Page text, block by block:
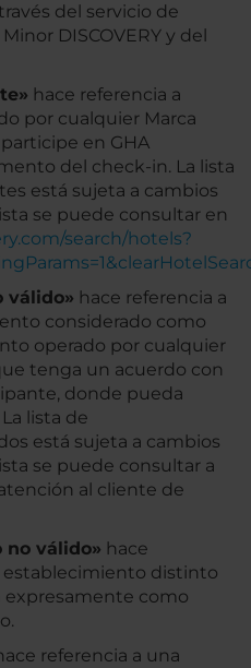
del servicio de
DISCOVERY y del
hace referencia a
por cualquier Marca
en GHA
del check-in. La lista
está sujeta a cambios
se puede consultar en
search/hotels?
válido» hace referencia a
considerado como
operado por cualquier
tenga un acuerdo con
donde pueda
lista de
está sujeta a cambios
se puede consultar a
al cliente de
no válido» hace
establecimiento distinto
expresamente como
referencia a una